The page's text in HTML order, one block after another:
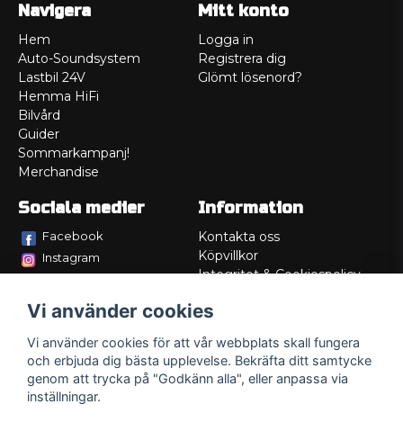
Navigera
Hem
Auto-Soundsystem
Lastbil 24V
Hemma HiFi
Bilvård
Guider
Sommarkampanj!
Merchandise
Mitt konto
Logga in
Registrera dig
Glömt lösenord?
Sociala medier
Facebook
Instagram
Information
Kontakta oss
Köpvillkor
Integritet & Cookiespolicy
Service/Garanti
Lådritning
Om oss
Vi använder cookies
Vi använder cookies för att vår webbplats skall fungera
och erbjuda dig bästa upplevelse. Bekräfta ditt samtycke
genom att trycka på "Godkänn alla", eller anpassa via
inställningar.